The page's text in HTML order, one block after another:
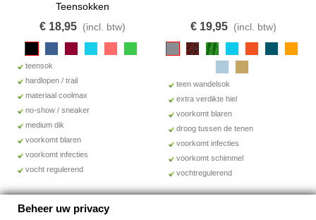
Teensokken
€ 18,95 (incl. btw)
teensok
hardlopen / trail
materiaal coolmax
no-show / sneaker
medium dik
voorkomt blaren
voorkomt infecties
vocht regulerend
€ 19,95 (incl. btw)
teen wandelsok
extra verdikte hiel
voorkomt blaren
droog tussen de tenen
voorkomt infecties
voorkomt schimmel
vochtregulerend
Beheer uw privacy